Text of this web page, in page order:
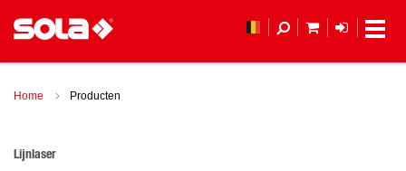
Home Producten
Lijnlaser
MIJN LOGIN